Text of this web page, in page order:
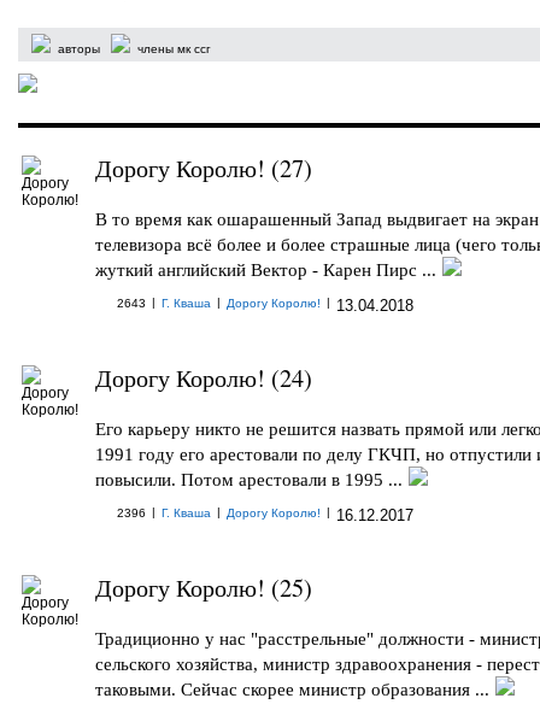
авторы члены мк ссг
Дорогу Королю! (27)
В то время как ошарашенный Запад выдвигает на экран
телевизора всё более и более страшные лица (чего
жуткий английский Вектор - Карен Пирс ...
2643 | Г. Кваша | Дорогу Королю! | 13.04.2018
Дорогу Королю! (24)
Его карьеру никто не решится назвать прямой или
1991 году его арестовали по делу ГКЧП, но отпустили
повысили. Потом арестовали в 1995 ...
2396 | Г. Кваша | Дорогу Королю! | 16.12.2017
Дорогу Королю! (25)
Традиционно у нас "расстрельные" должности -
сельского хозяйства, министр здравоохранения -
таковыми. Сейчас скорее министр образования ...